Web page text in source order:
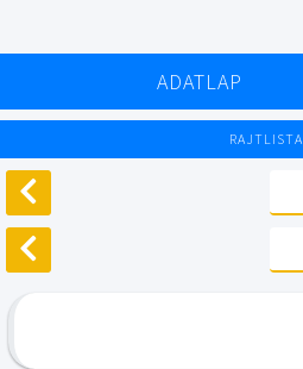
ADATLAP
RAJTLISTA